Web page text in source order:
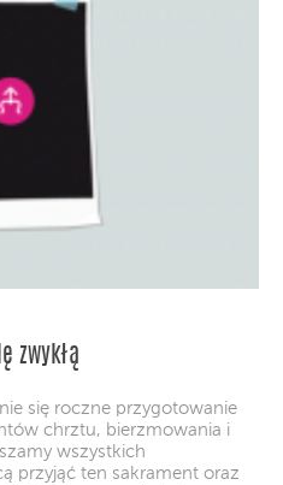
zwykłą
się roczne przygotowanie
chrztu, bierzmowania i
wszystkich
przyjąć ten sakrament oraz